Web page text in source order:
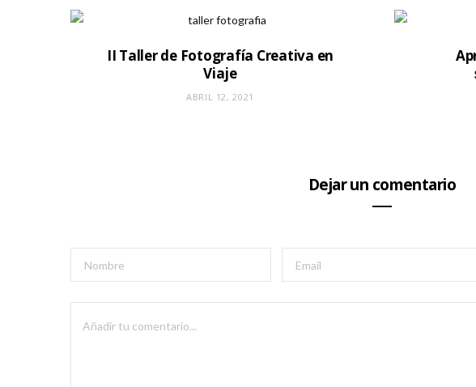
II Taller de Fotografía Creativa en
Viaje
ABRIL 12, 2021
Dejar un comentario